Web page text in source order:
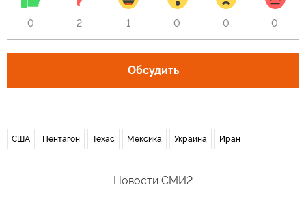
0 2 1 0 0 0
Обсудить
США Пентагон Техас Мексика Украина Иран
Новости СМИ2